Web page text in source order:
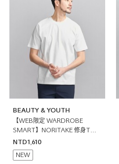
BEAUTY & YOUTH
【WEB限定 WARDROBE
SMART】NORITAKE 修身T恤
日本製
NTD1,610
NEW